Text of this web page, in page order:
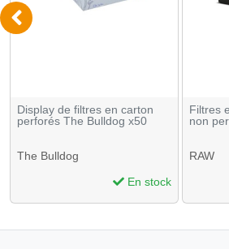
Display de filtres en carton
perforés The Bulldog x50
The Bulldog
En stock
Filtres
non
RAW